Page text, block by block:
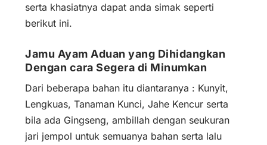
serta khasiatnya dapat anda simak seperti
berikut ini.
Jamu Ayam Aduan yang Dihidangkan
Dengan cara Segera di Minumkan
Dari beberapa bahan itu diantaranya : Kunyit,
Lengkuas, Tanaman Kunci, Jahe Kencur serta
bila ada Gingseng, ambillah dengan seukuran
jari jempol untuk semuanya bahan serta lalu